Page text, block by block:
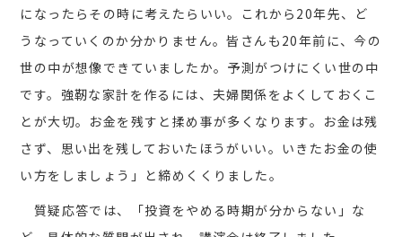
になったらその時に考えたらいい。これから20年先、ど
うなっていくのか分かりません。皆さんも20年前に、今の
世の中が想像できていましたか。予測がつけにくい世の中
です。強靭な家計を作るには、夫婦関係をよくしておくこ
とが大切。お金を残すと揉め事が多くなります。お金は残
さず、思い出を残しておいたほうがいい。いきたお金の使
い方をしましょう」と締めくくりました。
質疑応答では、「投資をやめる時期が分からない」な